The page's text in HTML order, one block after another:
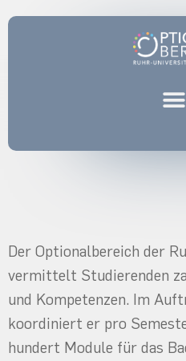
Der Optionalbereich der
vermittelt Studierenden
und Kompetenzen. Im
koordiniert er pro
hundert Module für das